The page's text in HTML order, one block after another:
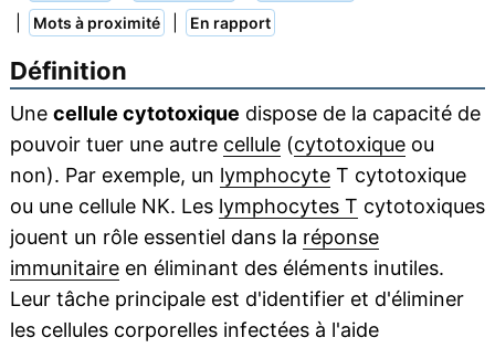
Mots à proximité En rapport
Définition
Une cellule cytotoxique dispose de la capacité de
pouvoir tuer une autre cellule(cytotoxiqueou
non). Par exemple, un lymphocyteT cytotoxique
ou une cellule NK. Les lymphocytes T cytotoxiques
jouent un rôle essentiel dans la réponse
immunitaireen éliminant des éléments inutiles.
Leur tâche principale est d'identifier et d'éliminer
les cellules corporelles infectées à l'aide